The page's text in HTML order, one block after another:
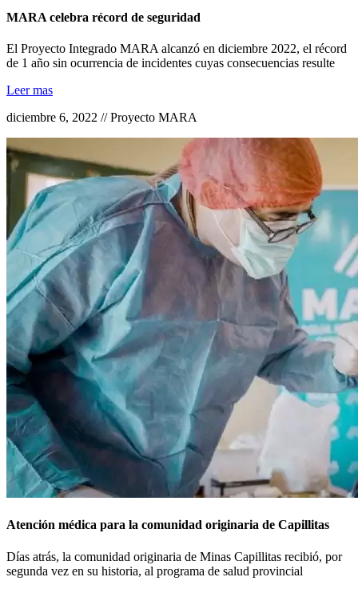
MARA celebra récord de seguridad
El Proyecto Integrado MARA alcanzó en diciembre 2022, el récord
de 1 año sin ocurrencia de incidentes cuyas consecuencias resulte
Leer mas
diciembre 6, 2022 // Proyecto MARA
Atención médica para la comunidad originaria de Capillitas
Días atrás, la comunidad originaria de Minas Capillitas recibió, por
segunda vez en su historia, al programa de salud provincial